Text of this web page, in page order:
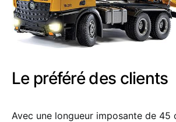
Le préféré des clients
Avec une longueur imposante de 45